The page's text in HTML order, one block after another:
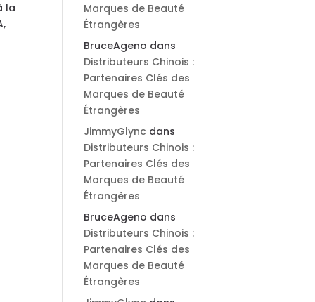
la
Marques de Beauté
Étrangères
BruceAgeno dans
Distributeurs Chinois :
Partenaires Clés des
Marques de Beauté
Étrangères
JimmyGlync dans
Distributeurs Chinois :
Partenaires Clés des
Marques de Beauté
Étrangères
BruceAgeno dans
Distributeurs Chinois :
Partenaires Clés des
Marques de Beauté
Étrangères